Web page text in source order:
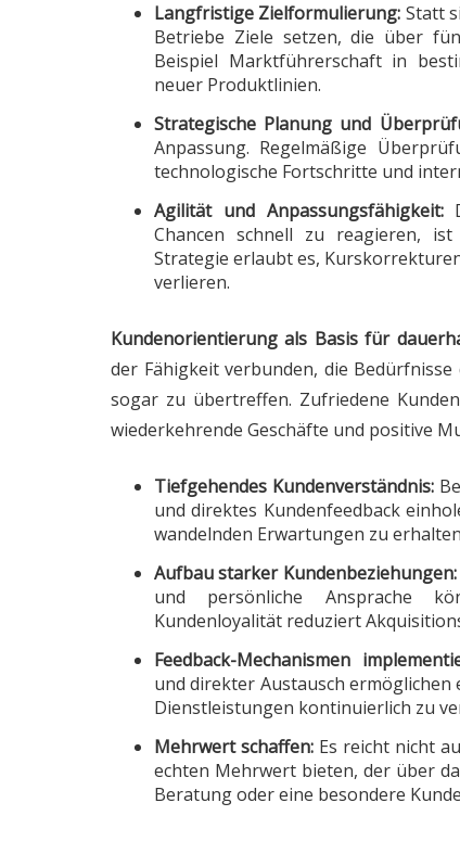
Langfristige Zielformulierung: Statt
Betriebe Ziele setzen, die über
Beispiel Marktführerschaft in
neuer Produktlinien.
Strategische Planung und
Anpassung. Regelmäßige
technologische Fortschritte und
Agilität und Anpassungsfähigkeit:
Chancen schnell zu reagieren,
Strategie erlaubt es,
verlieren.
Kundenorientierung als Basis für
der Fähigkeit verbunden, die
sogar zu übertreffen. Zufriedene
wiederkehrende Geschäfte und positive
Tiefgehendes Kundenverständnis:
und direktes Kundenfeedback
wandelnden Erwartungen zu
Aufbau starker Kundenbeziehungen:
und persönliche Ansprache
Kundenloyalität reduziert
Feedback-Mechanismen
und direkter Austausch
Dienstleistungen kontinuierlich zu
Mehrwert schaffen: Es reicht nicht
echten Mehrwert bieten, der über
Beratung oder eine besondere